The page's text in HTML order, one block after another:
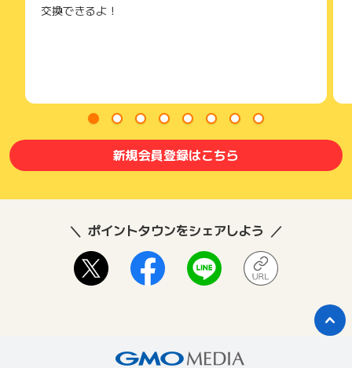
交換できるよ！
新規会員登録はこちら
ポイントタウンをシェアしよう